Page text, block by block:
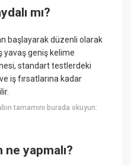
mı?
başlayarak düzenli olarak
yavaş geniş kelime
standart testlerdeki
iş fırsatlarına kadar
tamamını burada okuyun:
yapmalı?